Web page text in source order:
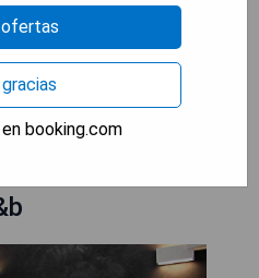
PRECIOS
booking.com